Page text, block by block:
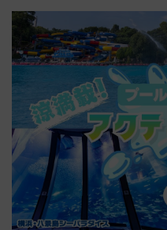
ール」で秋の関西旅を豪華にす
る方法（8月20日まで！）